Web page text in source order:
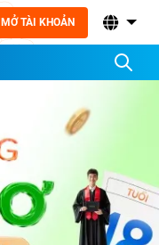
MỞ TÀI KHOẢN